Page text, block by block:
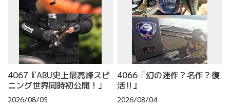
4067『ABU史上最高峰スピ
ニング世界同時初公開！』
2026/08/05
4066『幻の迷作？名作？復
活‼』
2026/08/04